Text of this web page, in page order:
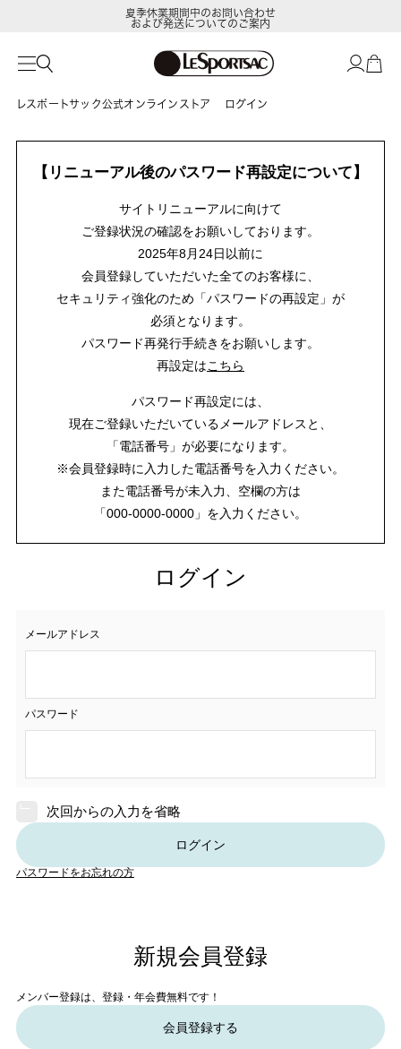
夏季休業期間中のお問い合わせ
および発送についてのご案内
レスポートサック公式オンラインストア ログイン
【リニューアル後のパスワード再設定について】
サイトリニューアルに向けて
ご登録状況の確認をお願いしております。
2025年8月24日以前に
会員登録していただいた全てのお客様に、
セキュリティ強化のため「パスワードの再設定」が
必須となります。
パスワード再発行手続きをお願いします。
再設定はこちら
パスワード再設定には、
現在ご登録いただいているメールアドレスと、
「電話番号」が必要になります。
※会員登録時に入力した電話番号を入力ください。
また電話番号が未入力、空欄の方は
「000-0000-0000」を入力ください。
ログイン
メールアドレス
パスワード
次回からの入力を省略
ログイン
パスワードをお忘れの方
新規会員登録
メンバー登録は、登録・年会費無料です！
会員登録する